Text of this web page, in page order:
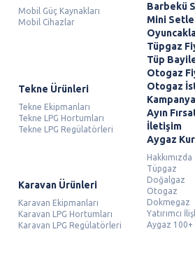
Mobil Güç Kaynakları
Mobil Cihazlar
Tekne Ürünleri
Tekne Ekipmanları
Tekne LPG Hortumları
Tekne LPG Regülatörleri
Karavan Ürünleri
Karavan Ekipmanları
Karavan LPG Hortumları
Karavan LPG Regülatörleri
Barbekü
Mini
Tüpgaz
Tüp
Otogaz
Otogaz
Ayın
İletişim
Aygaz
Hakkımızda
Tüpgaz
Doğalgaz
Otogaz
Dokmegaz
Yatırımcı
Aygaz 100+